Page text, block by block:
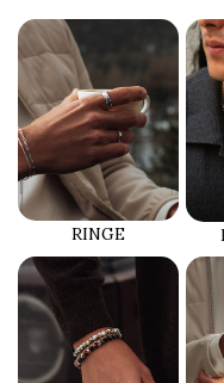
RINGE